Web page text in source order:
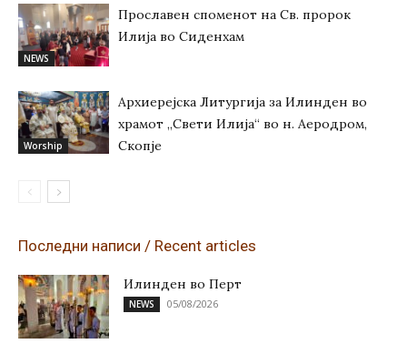
NEWS
Прославен споменот на Св. пророк
Илија во Сиденхам
Worship
Архиерејска Литургија за Илинден во
храмот „Свети Илија“ во н. Аеродром,
Скопје
Последни написи / Recent articles
Илинден во Перт
NEWS 05/08/2026